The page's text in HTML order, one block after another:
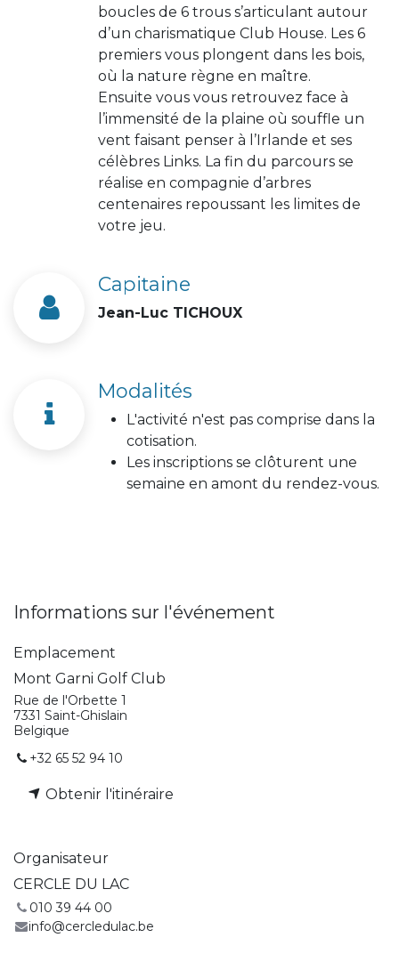
boucles de 6 trous s’articulant autour
d’un charismatique Club House. Les 6
premiers vous plongent dans les bois,
où la nature règne en maître.
Ensuite vous vous retrouvez face à
l’immensité de la plaine où souffle un
vent faisant penser à l’Irlande et ses
célèbres Links. La fin du parcours se
réalise en compagnie d’arbres
centenaires repoussant les limites de
votre jeu.
Capitaine
Jean-Luc TICHOUX
Modalités
L'activité n'est pas comprise dans la
cotisation.
Les inscriptions se clôturent une
semaine en amont du rendez-vous.
Informations sur l'événement
Emplacement
Mont Garni Golf Club
Rue de l'Orbette 1
7331 Saint-Ghislain
Belgique
+32 65 52 94 10
Obtenir l'itinéraire
Organisateur
CERCLE DU LAC
010 39 44 00
info@cercledulac.be